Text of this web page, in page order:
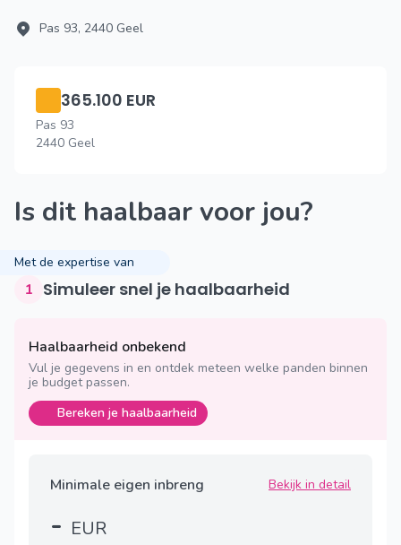
Pas 93, 2440 Geel
365.100 EUR
Pas 93
2440 Geel
Is dit haalbaar voor jou?
Met de expertise van
1 Simuleer snel je haalbaarheid
Haalbaarheid onbekend
Vul je gegevens in en ontdek meteen welke panden binnen
je budget passen.
Bereken je haalbaarheid
Minimale eigen inbreng Bekijk in detail
- EUR